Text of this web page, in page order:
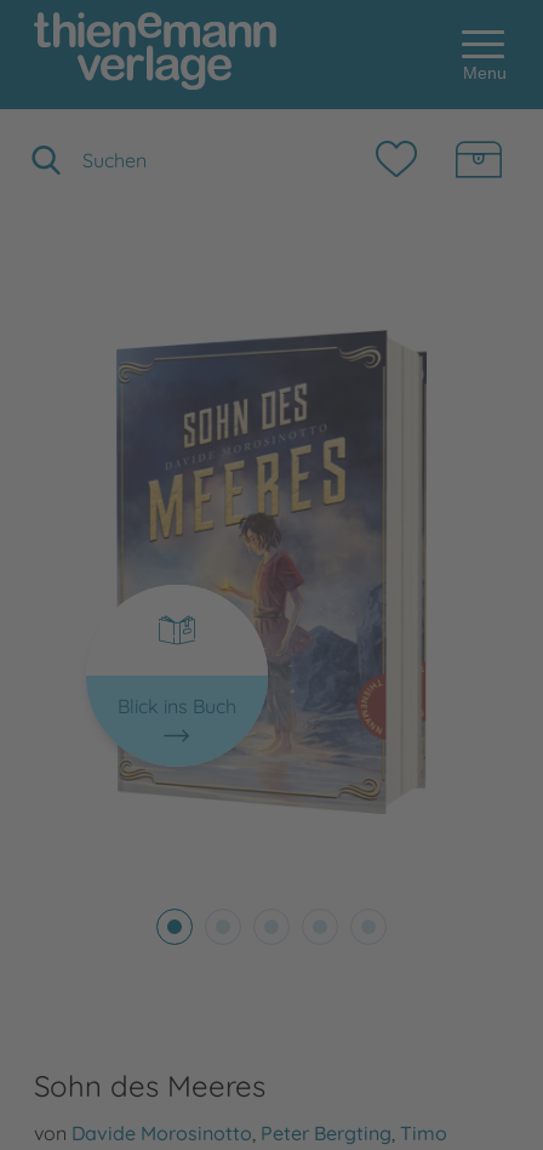
Menu
Blick ins Buch
Sohn des Meeres
von Davide Morosinotto, Peter Bergting, Timo